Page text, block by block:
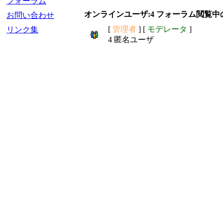
お問い合わせ
リンク集
オンラインユーザ:4 フォーラム閲覧中
[ 管理者 ] [ モデレータ ]
4 匿名ユーザ